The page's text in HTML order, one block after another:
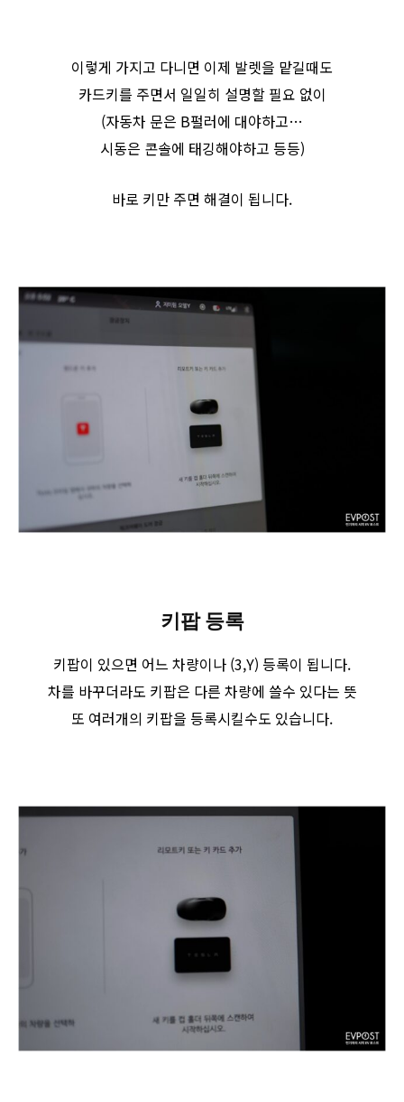
이렇게 가지고 다니면 이제 발렛을 맡길때도
카드키를 주면서 일일히 설명할 필요 없이
(자동차 문은 B펄러에 대야하고…
시동은 콘솔에 태깅해야하고 등등)
바로 키만 주면 해결이 됩니다.
키팝 등록
키팝이 있으면 어느 차량이나 (3,Y) 등록이 됩니다.
차를 바꾸더라도 키팝은 다른 차량에 쓸수 있다는 뜻
또 여러개의 키팝을 등록시킬수도 있습니다.